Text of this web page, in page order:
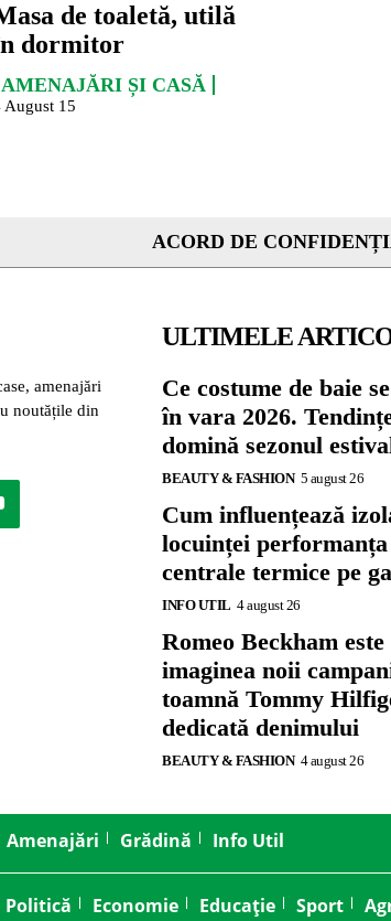
de toaletă, utilă
dormitor
AMENAJĂRI ȘI CASĂ
August 15
ACORD DE
amenajări
noutățile din
ULTIMELE
Ce costume de baie
în vara 2026.
domină sezonul
BEAUTY & FASHION 5 august 26
Cum influențează
locuinței
centrale termice pe
INFO UTIL 4 august 26
Romeo Beckham este
imaginea noii
toamnă Tommy
dedicată denimului
BEAUTY & FASHION 4 august 26
Amenajări Grădină Info Util
Politică Economie Educație Sport